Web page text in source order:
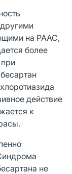
на РААС,
более
действие
к
не